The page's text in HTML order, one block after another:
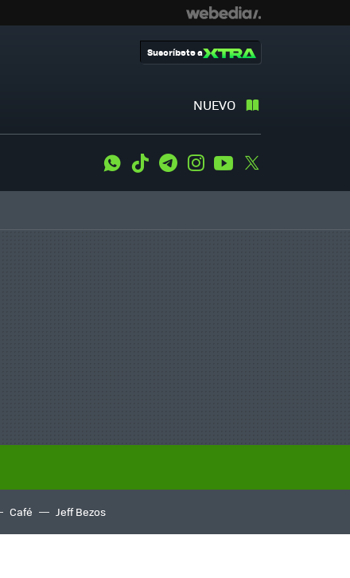
NUEVO
Suscríbete a
WhatsApp
Tiktok TelegramInstagramYoutube
Café Jeff Bezos